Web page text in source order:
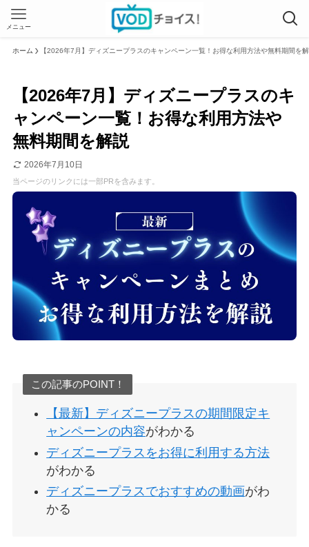
メニュー
ホーム 【2026年7月】ディズニープラスのキャンペーン一覧！お得な利用方法や無料期間を
【2026年7月】ディズニープラスのキ
ャンペーン一覧！お得な利用方法や
無料期間を解説
2026年7月10日
当ページのリンクには一部PRを含みます。
この記事のPOINT！
【最新】ディズニープラスの期間限定キ
ャンペーンの内容がわかる
ディズニープラスをお得に利用する方法
がわかる
ディズニープラスでおすすめの動画がわ
かる